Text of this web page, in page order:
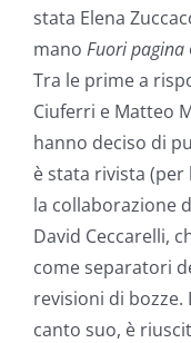
stata Elena
mano Fuori pagina
Tra le prime a
Ciuferri e Matteo
hanno deciso di
è stata rivista (per
la collaborazione
David Ceccarelli,
come separatori
revisioni di bozze.
canto suo, è